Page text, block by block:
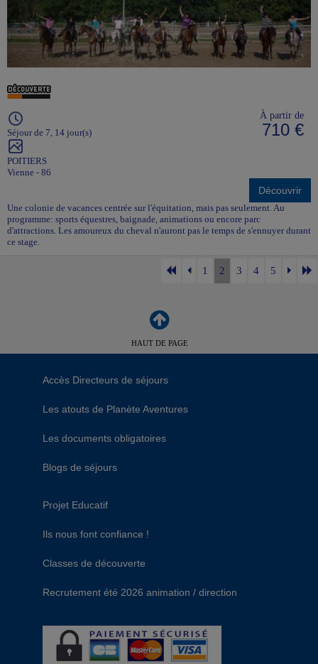
Séjour de 7, 14 jour(s)
POITIERS
Vienne - 86
À partir de
710 €
Découvrir
Une colonie de vacances centrée sur l'équitation, mais pas seulement. Au
programme: sports équestres, baignade, animations ou encore parc
d'attractions. Les amoureux du cheval n'auront pas le temps de s'ennuyer durant
ce stage.
1 2 3 4 5
HAUT DE PAGE
Accès Directeurs de séjours
Les atouts de Planète Aventures
Les documents obligatoires
Blogs de séjours
Projet Educatif
Ils nous font confiance !
Classes de découverte
Recrutement été 2026 animation / direction